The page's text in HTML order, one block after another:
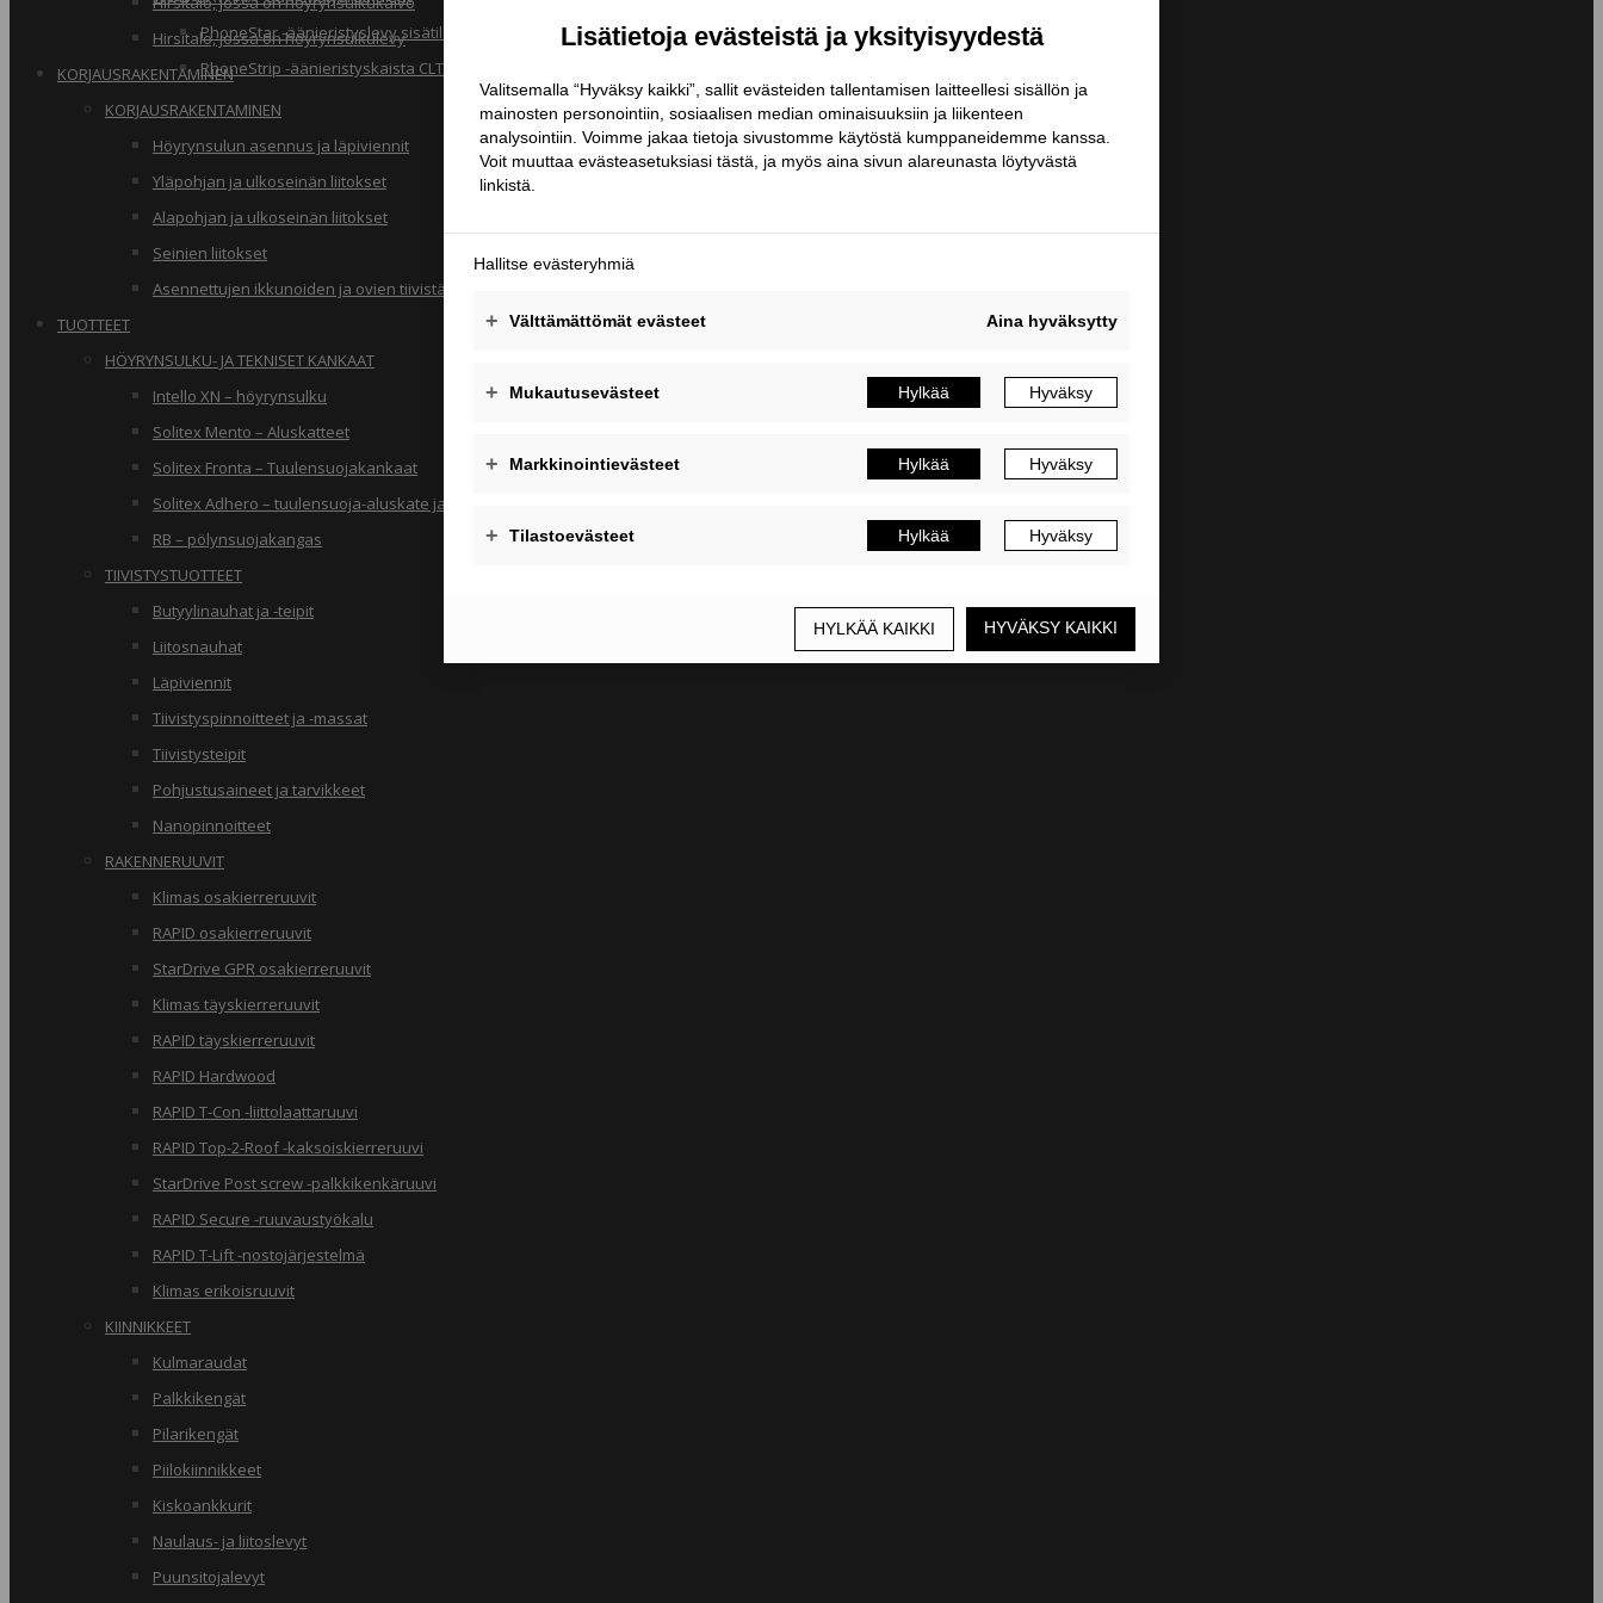
PhoneStar -äänieristyslevy sisätiloihin
PhoneStrip -äänieristyskaista CLT-rakenteille
Hirsitalo, jossa on höyrynsulkulevy
KORJAUSRAKENTAMINEN
KORJAUSRAKENTAMINEN
Höyrynsulun asennus ja läpiviennit
Yläpohjan ja ulkoseinän liitokset
Alapohjan ja ulkoseinän liitokset
Seinien liitokset
Asennettujen ikkunoiden ja ovien tiivistäminen
TUOTTEET
HÖYRYNSULKU- JA TEKNISET KANKAAT
Intello XN – höyrynsulku
Solitex Mento – Aluskatteet
Solitex Fronta – Tuulensuojakankaat
Solitex Adhero – tuulensuoja-aluskate ja rakennusaikainen sääsuoja
RB – pölynsuojakangas
TIIVISTYSTUOTTEET
Butyylinauhat ja -teipit
Liitosnauhat
Läpiviennit
Tiivistyspinnoitteet ja -massat
Tiivistysteipit
Pohjustusaineet ja tarvikkeet
Nanopinnoitteet
RAKENNERUUVIT
Klimas osakierreruuvit
RAPID osakierreruuvit
StarDrive GPR osakierreruuvit
Klimas täyskierreruuvit
RAPID täyskierreruuvit
RAPID Hardwood
RAPID T-Con -liittolaattaruuvi
RAPID Top-2-Roof -kaksoiskierreruuvi
StarDrive Post screw -palkkikenkäruuvi
RAPID Secure -ruuvaustyökalu
RAPID T-Lift -nostojärjestelmä
Klimas erikoisruuvit
KIINNIKKEET
Kulmaraudat
Palkkikengät
Pilarikengät
Piilokiinnikkeet
Kiskoankkurit
Naulaus- ja liitoslevyt
Puunsitojalevyt